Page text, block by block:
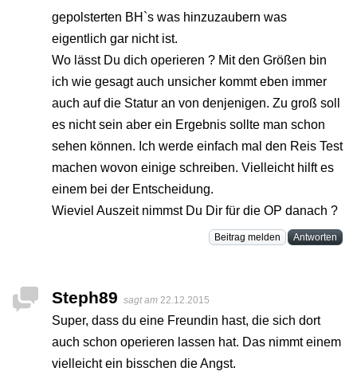
gepolsterten BH`s was hinzuzaubern was
eigentlich gar nicht ist.
Wo lässt Du dich operieren ? Mit den Größen bin
ich wie gesagt auch unsicher kommt eben immer
auch auf die Statur an von denjenigen. Zu groß soll
es nicht sein aber ein Ergebnis sollte man schon
sehen können. Ich werde einfach mal den Reis Test
machen wovon einige schreiben. Vielleicht hilft es
einem bei der Entscheidung.
Wieviel Auszeit nimmst Du Dir für die OP danach ?
Beitrag melden Antworten
Steph89 sagt am 22.12.2015
Super, dass du eine Freundin hast, die sich dort
auch schon operieren lassen hat. Das nimmt einem
vielleicht ein bisschen die Angst.